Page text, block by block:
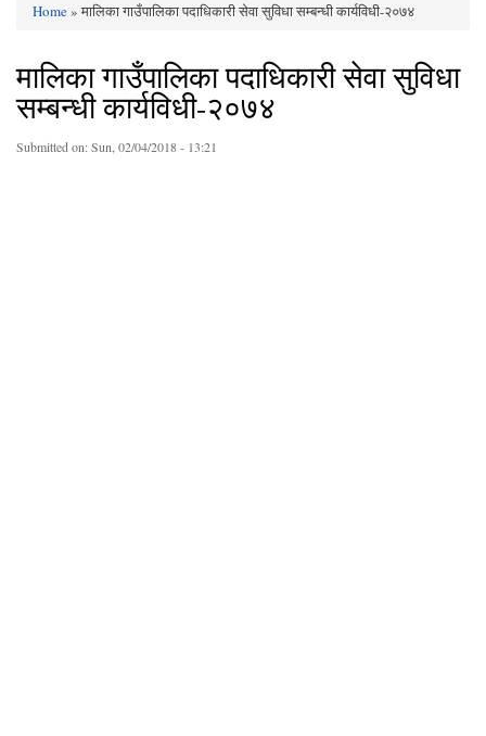
Home» मालिका गाउँपालिका पदाधिकारी सेवा सुविधा सम्बन्धी कार्यविधी-२०७४
मालिका गाउँपालिका पदाधिकारी सेवा सुविधा
सम्बन्धी कार्यविधी-२०७४
Submitted on:Sun, 02/04/2018 - 13:21